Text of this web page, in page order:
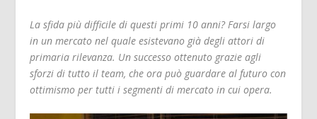
La sfida più difficile di questi primi 10 anni? Farsi largo
in un mercato nel quale esistevano già degli attori di
primaria rilevanza. Un successo ottenuto grazie agli
sforzi di tutto il team, che ora può guardare al futuro con
ottimismo per tutti i segmenti di mercato in cui opera.